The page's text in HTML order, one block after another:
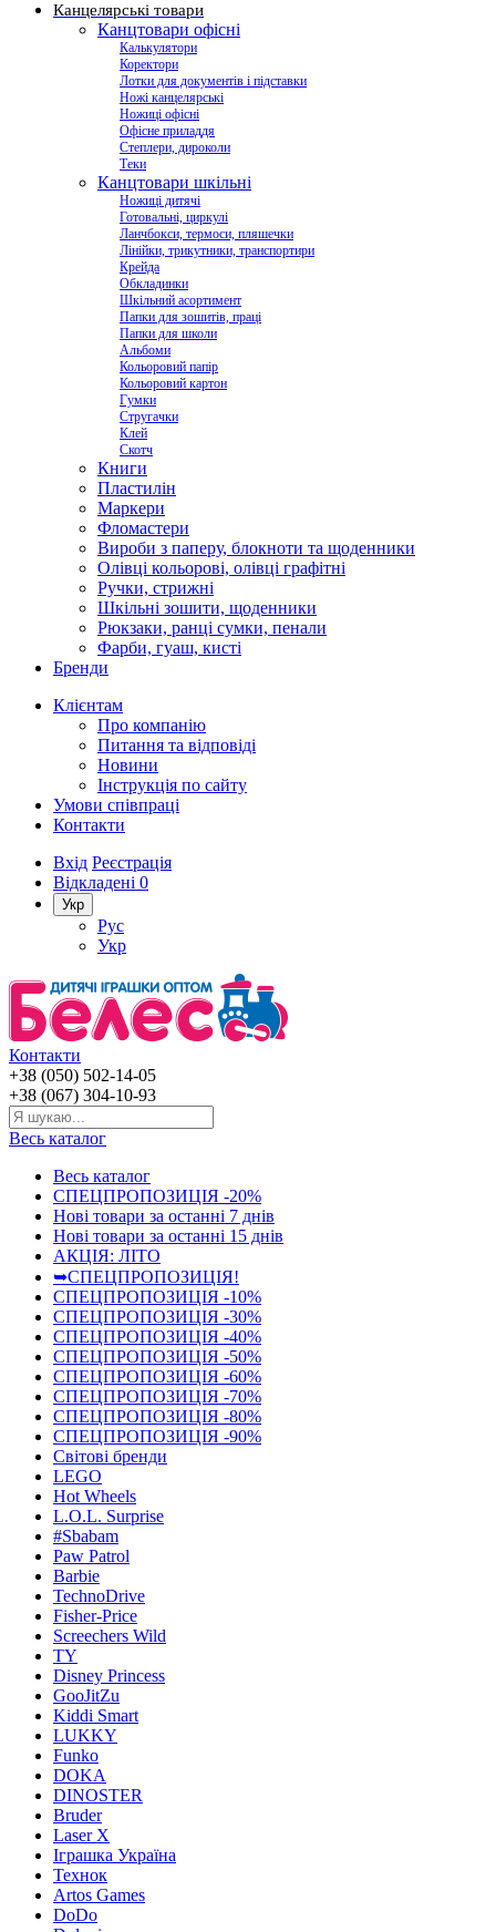
Канцелярські товари
Канцтовари офісні
Калькулятори
Коректори
Лотки для документів і підставки
Ножі канцелярські
Ножиці офісні
Офісне приладдя
Степлери, дироколи
Теки
Канцтовари шкільні
Ножиці дитячі
Готовальні, циркулі
Ланчбокси, термоси, пляшечки
Лінійки, трикутники, транспортири
Крейда
Обкладинки
Шкільний асортимент
Папки для зошитів, праці
Папки для школи
Альбоми
Кольоровий папір
Кольоровий картон
Гумки
Стругачки
Клей
Скотч
Книги
Пластилін
Маркери
Фломастери
Вироби з паперу, блокноти та щоденники
Олівці кольорові, олівці графітні
Ручки, стрижні
Шкільні зошити, щоденники
Рюкзаки, ранці сумки, пенали
Фарби, гуаш, кисті
Бренди
Клієнтам
Про компанію
Питання та відповіді
Новини
Інструкція по сайту
Умови співпраці
Контакти
Вхід Реєстрація
Відкладені 0
Укр
Рус
Укр
Контакти
+38 (050) 502-14-05
+38 (067) 304-10-93
Весь каталог
Весь каталог
СПЕЦПРОПОЗИЦІЯ -20%
Нові товари за останнi 7 днiв
Нові товари за останнi 15 днiв
АКЦІЯ: ЛІТО
➥СПЕЦПРОПОЗИЦІЯ!
СПЕЦПРОПОЗИЦІЯ -10%
СПЕЦПРОПОЗИЦІЯ -30%
СПЕЦПРОПОЗИЦІЯ -40%
СПЕЦПРОПОЗИЦІЯ -50%
СПЕЦПРОПОЗИЦІЯ -60%
СПЕЦПРОПОЗИЦІЯ -70%
СПЕЦПРОПОЗИЦІЯ -80%
СПЕЦПРОПОЗИЦІЯ -90%
Світові бренди
LEGO
Hot Wheels
L.O.L. Surprise
#Sbabam
Paw Patrol
Barbie
TechnoDrive
Fisher-Price
Screechers Wild
TY
Disney Princess
GooJitZu
Kiddi Smart
LUKKY
Funko
DOKA
DINOSTER
Bruder
Laser X
Іграшка Україна
Технок
Artos Games
DoDo